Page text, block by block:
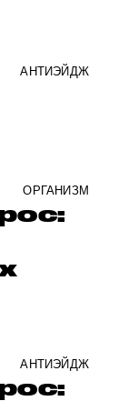
АНТИЭЙДЖ
ОРГАНИЗМ
АНТИЭЙДЖ